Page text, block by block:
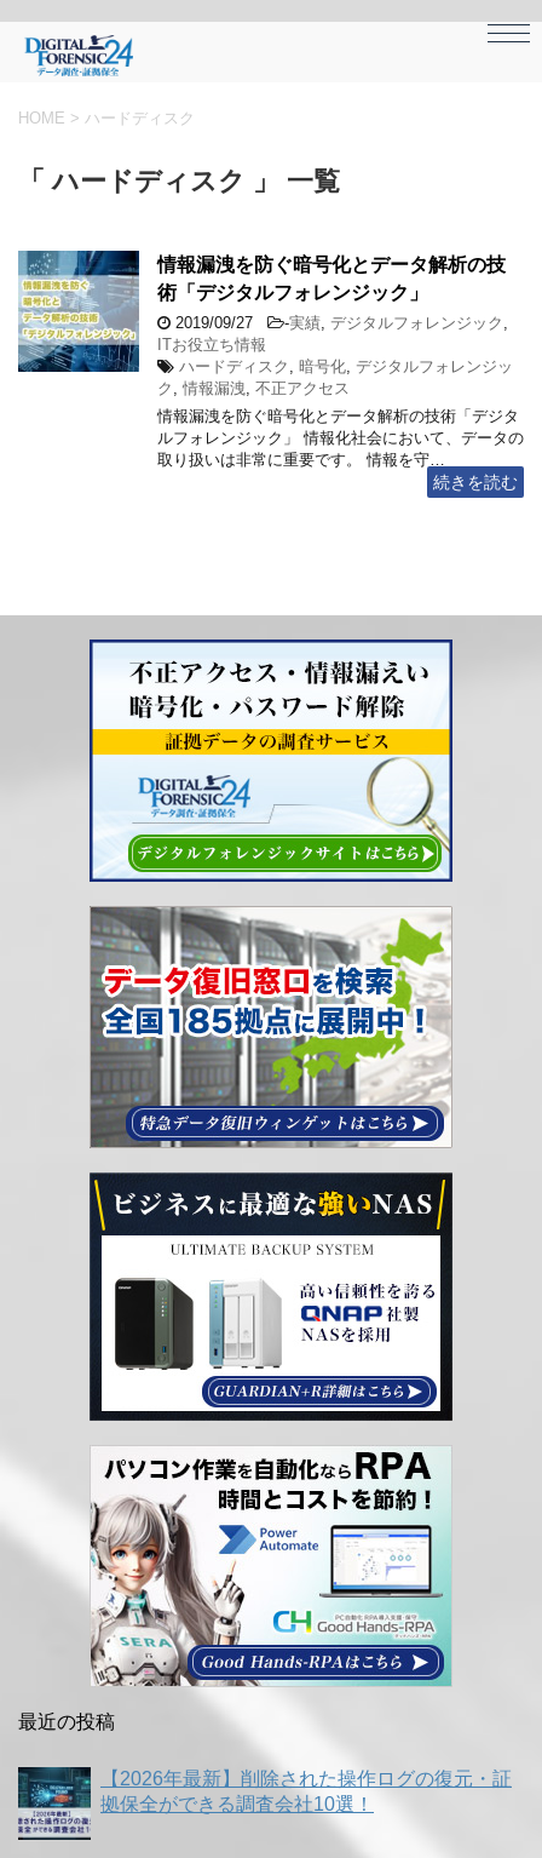
HOME > ハードディスク
「 ハードディスク 」 一覧
情報漏洩を防ぐ暗号化とデータ解析の技
術「デジタルフォレンジック」
2019/09/27 -実績 デジタルフォレンジック
ITお役立ち情報
ハードディスク
暗号化 デジタルフォレンジッ
ク
情報漏洩 不正アクセス
情報漏洩を防ぐ暗号化とデータ解析の技術「デジタ
ルフォレンジック」 情報化社会において、データの
取り扱いは非常に重要です。 情報を守…
続きを読む
最近の投稿
【2026年最新】削除された操作ログの復元・証
拠保全ができる調査会社10選！